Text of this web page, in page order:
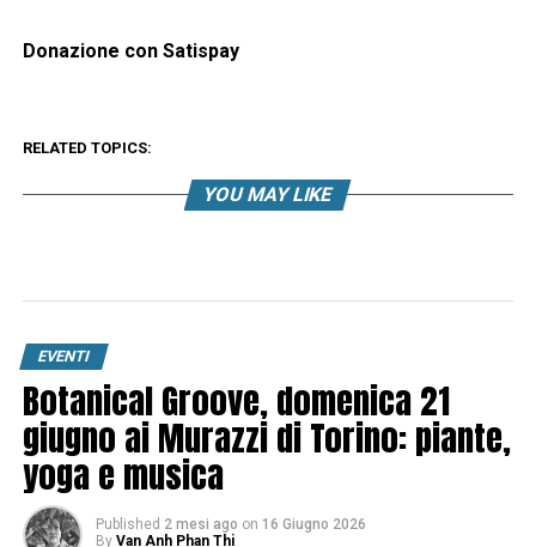
Donazione con Satispay
RELATED TOPICS:
YOU MAY LIKE
EVENTI
Botanical Groove, domenica 21
giugno ai Murazzi di Torino: piante,
yoga e musica
Published 2 mesi ago on 16 Giugno 2026
By Van Anh Phan Thi